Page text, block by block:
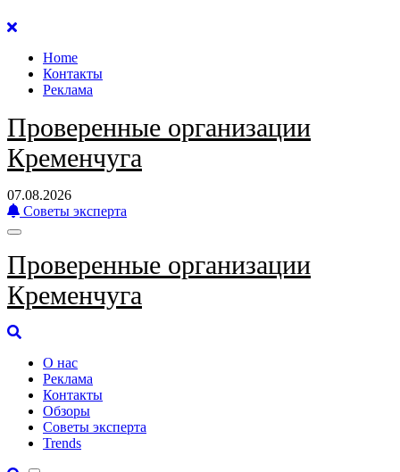
Перейти
содержанию
Home
Контакты
Реклама
Проверенные организации
Кременчуга
07.08.2026
Советы эксперта
Проверенные организации
Кременчуга
О нас
Реклама
Контакты
Обзоры
Советы эксперта
Trends